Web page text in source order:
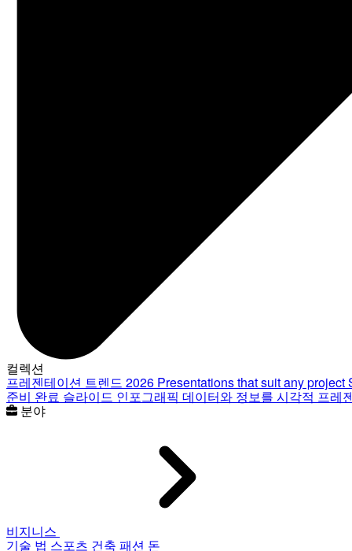
컬렉션
프레젠테이션 트렌드 2026 Presentations that suit any project
준비 완료 슬라이드 인포그래픽 데이터와 정보를 시각적 프레
분야
비지니스
기술 법 스포츠 건축 패션 돈